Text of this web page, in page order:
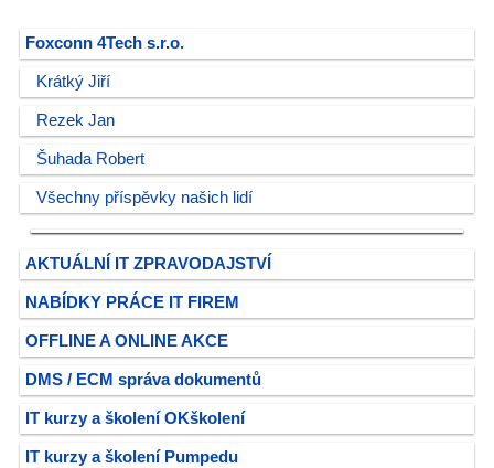
Foxconn 4Tech s.r.o.
Krátký Jiří
Rezek Jan
Šuhada Robert
Všechny příspěvky našich lidí
AKTUÁLNÍ IT ZPRAVODAJSTVÍ
NABÍDKY PRÁCE IT FIREM
OFFLINE A ONLINE AKCE
DMS / ECM správa dokumentů
IT kurzy a školení OKškolení
IT kurzy a školení Pumpedu